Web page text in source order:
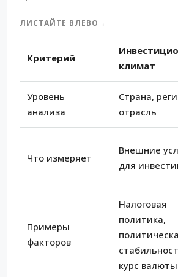
ЛИСТАЙТЕ ВЛЕВО ←
Критерий
климат
Уровень
анализа
Страна,
отрасль
Что измеряет
Внешние
для
Примеры
факторов
Налоговая
политика,
курс валюты